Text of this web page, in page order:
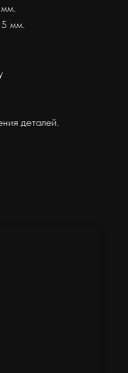
5 мм.
деталей.